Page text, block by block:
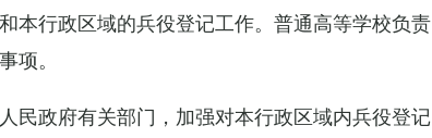
本行政区域的兵役登记工作。普通高等学校负责
项。
民政府有关部门，加强对本行政区域内兵役登记